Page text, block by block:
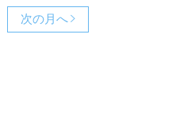
次の月へ